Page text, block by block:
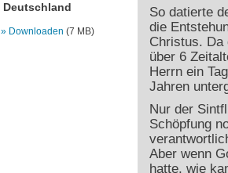
Deutschland
Downloaden (7 MB)
So datierte
die
Christus. Da
über 6
Herrn ein
Jahren
Nur der
Schöpfung
Aber wenn
hatte, wie